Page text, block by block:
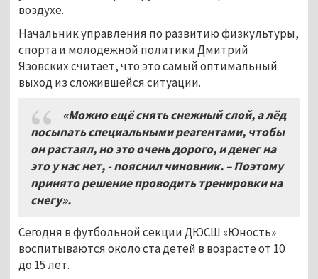
воздухе.
Начальник управления по развитию физкультуры,
спорта и молодежной политики Дмитрий
Язовских считает, что это самый оптимальный
выход из сложившейся ситуации.
«Можно ещё снять снежный слой, а лёд
посыпать специальными реагентами, чтобы
он растаял, но это очень дорого, и денег на
это у нас нет, - пояснил чиновник. – Поэтому
принято решение проводить тренировки на
снегу».
Сегодня в футбольной секции ДЮСШ «Юность»
воспитываются около ста детей в возрасте от 10
до 15 лет.